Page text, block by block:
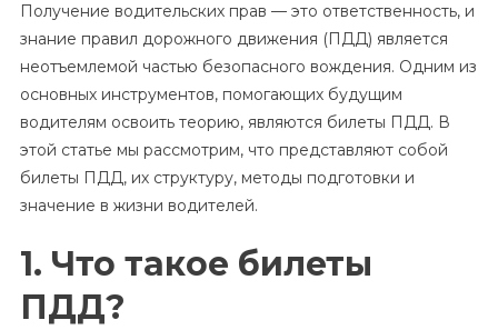
Получение водительских прав — это ответственность, и
знание правил дорожного движения (ПДД) является
неотъемлемой частью безопасного вождения. Одним из
основных инструментов, помогающих будущим
водителям освоить теорию, являются билеты ПДД. В
этой статье мы рассмотрим, что представляют собой
билеты ПДД, их структуру, методы подготовки и
значение в жизни водителей.
1. Что такое билеты
ПДД?